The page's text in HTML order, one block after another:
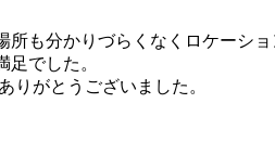
も分かりづらくなくロケーショ
でした。
りがとうございました。